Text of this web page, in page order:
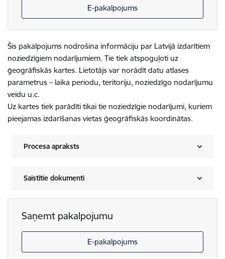
E-pakalpojums
Šis pakalpojums nodrošina informāciju par Latvijā izdarītiem
noziedzīgiem nodarījumiem. Tie tiek atspoguļoti uz
ģeogrāfiskās kartes. Lietotājs var norādīt datu atlases
parametrus – laika periodu, teritoriju, noziedzīgo nodarījumu
veidu u.c.
Uz kartes tiek parādīti tikai tie noziedzīgie nodarījumi, kuriem
pieejamas izdarīšanas vietas ģeogrāfiskās koordinātas.
Procesa apraksts
Saistītie dokumenti
Saņemt pakalpojumu
E-pakalpojums